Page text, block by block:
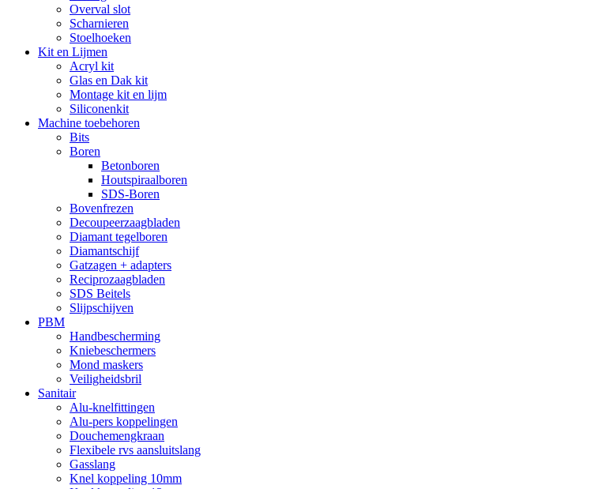
Overval slot
Scharnieren
Stoelhoeken
Kit en Lijmen
Acryl kit
Glas en Dak kit
Montage kit en lijm
Siliconenkit
Machine toebehoren
Bits
Boren
Betonboren
Houtspiraalboren
SDS-Boren
Bovenfrezen
Decoupeerzaagbladen
Diamant tegelboren
Diamantschijf
Gatzagen + adapters
Reciprozaagbladen
SDS Beitels
Slijpschijven
PBM
Handbescherming
Kniebeschermers
Mond maskers
Veiligheidsbril
Sanitair
Alu-knelfittingen
Alu-pers koppelingen
Douchemengkraan
Flexibele rvs aansluitslang
Gasslang
Knel koppeling 10mm